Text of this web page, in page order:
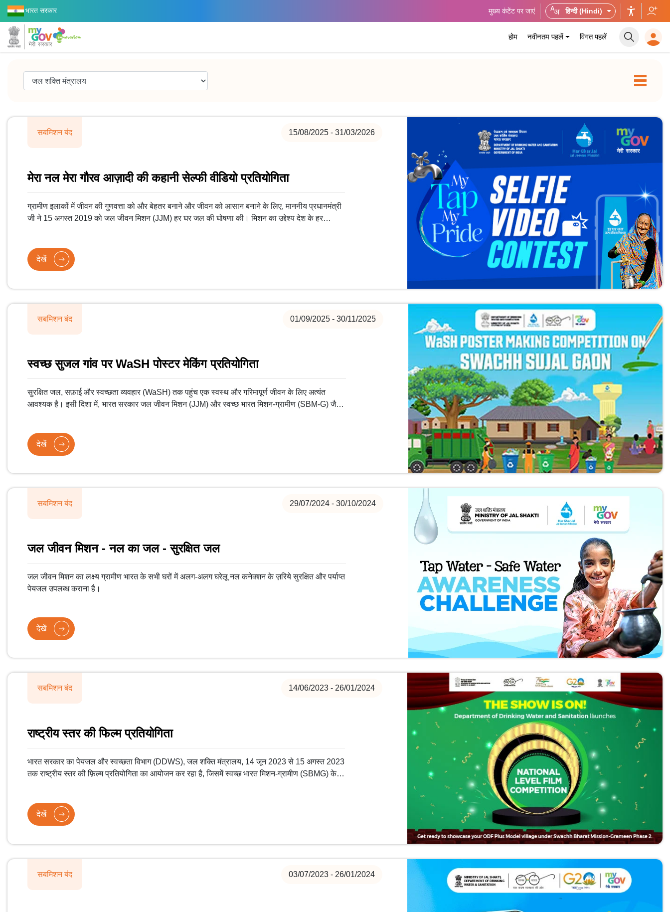
भारत सरकार मुख्य कंटेंट पर जाएं हिन्दी (Hindi)
होम नवीनतम पहलें विगत पहलें
सबमिशन बंद 15/08/2025 - 31/03/2026
मेरा नल मेरा गौरव आज़ादी की कहानी सेल्फी वीडियो प्रतियोगिता
ग्रामीण इलाकों में जीवन की गुणवत्ता को और बेहतर बनाने और जीवन को आसान बनाने के लिए, माननीय प्रधानमंत्री
जी ने 15 अगस्त 2019 को जल जीवन मिशन (JJM) हर घर जल की घोषणा की। मिशन का उद्देश्य देश के हर
देखें
सबमिशन बंद 01/09/2025 - 30/11/2025
स्वच्छ सुजल गांव पर WaSH पोस्टर मेकिंग प्रतियोगिता
सुरक्षित जल, सफ़ाई और स्वच्छता व्यवहार (WaSH) तक पहुंच एक स्वस्थ और गरिमापूर्ण जीवन के लिए अत्यंत
आवश्यक है। इसी दिशा में, भारत सरकार जल जीवन मिशन (JJM) और स्वच्छ भारत मिशन-ग्रामीण (SBM-G) जैसी
देखें
सबमिशन बंद 29/07/2024 - 30/10/2024
जल जीवन मिशन - नल का जल - सुरक्षित जल
जल जीवन मिशन का लक्ष्य ग्रामीण भारत के सभी घरों में अलग-अलग घरेलू नल कनेक्शन के ज़रिये सुरक्षित और पर्याप्त
पेयजल उपलब्ध कराना है।
देखें
सबमिशन बंद 14/06/2023 - 26/01/2024
राष्ट्रीय स्तर की फिल्म प्रतियोगिता
भारत सरकार का पेयजल और स्वच्छता विभाग (DDWS), जल शक्ति मंत्रालय, 14 जून 2023 से 15 अगस्त 2023
तक राष्ट्रीय स्तर की फ़िल्म प्रतियोगिता का आयोजन कर रहा है, जिसमें स्वच्छ भारत मिशन-ग्रामीण (SBMG) के
देखें
सबमिशन बंद 03/07/2023 - 26/01/2024